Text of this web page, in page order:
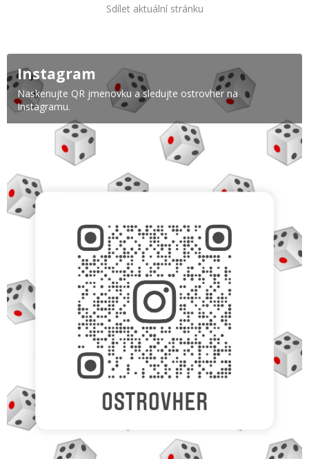
Sdílet aktuální stránku
Instagram
Naskenujte QR jmenovku a sledujte ostrovher na
Instagramu.